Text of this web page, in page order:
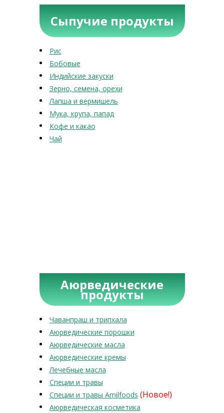
Сыпучие продукты
Рис
Бобовые
Индийские закуски
Зерно, семена, орехи
Лапша и вермишель
Мука, крупа, папад
Кофе и какао
Чай
Аюрведические
продукты
Чаванпраш и трипхала
Аюрведические порошки
Аюрведические масла
Аюрведические кремы
Лечебные масла
Специи и травы
Специи и травы Amilfoods (Новое!)
Аюрведическая косметика